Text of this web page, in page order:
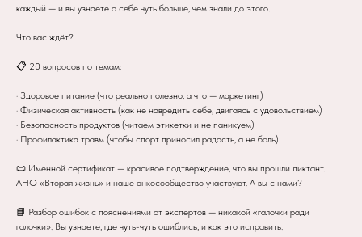
каждый — и вы узнаете о себе чуть больше, чем знали до этого.
Что вас ждёт?
📋 20 вопросов по темам:
· Здоровое питание (что реально полезно, а что — маркетинг)
· Физическая активность (как не навредить себе, двигаясь с удовольствием)
· Безопасность продуктов (читаем этикетки и не паникуем)
· Профилактика травм (чтобы спорт приносил радость, а не боль)
📜 Именной сертификат — красивое подтверждение, что вы прошли диктант.
АНО «Вторая жизнь» и наше онкосообщество участвуют. А вы с нами?
📘 Разбор ошибок с пояснениями от экспертов — никакой «галочки ради
галочки». Вы узнаете, где чуть-чуть ошиблись, и как это исправить.